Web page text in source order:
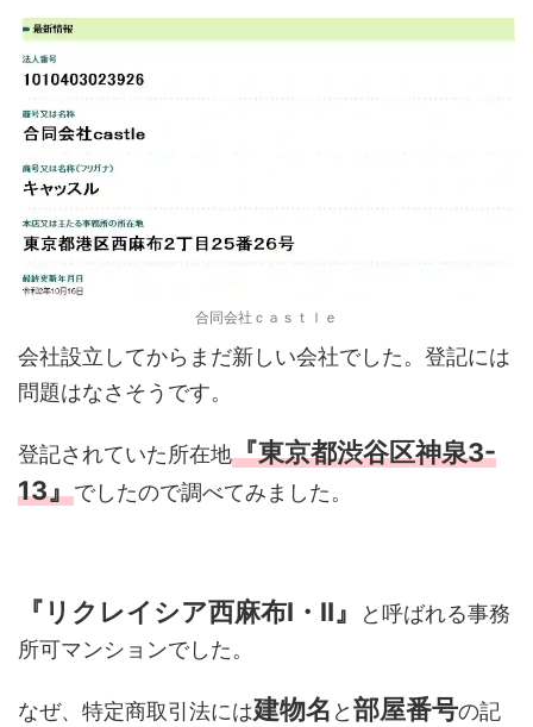
合同会社ｃａｓｔｌｅ
会社設立してからまだ新しい会社でした。登記には
問題はなさそうです。
登記されていた所在地『東京都渋谷区神泉3-
13』でしたので調べてみました。
『リクレイシア西麻布Ⅰ・Ⅱ』
と呼ばれる事務
所可マンションでした。
なぜ、特定商取引法には建物名 と部屋番号の記